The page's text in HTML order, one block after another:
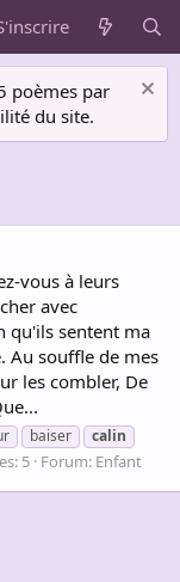
poèmes par
du site.
vous à leurs
avec
qu'ils sentent ma
Au souffle de mes
les combler, De
baiser
calin
5 Forum: Enfant